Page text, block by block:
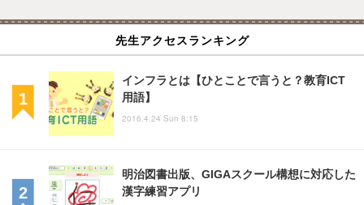
先生アクセスランキング
インフラとは【ひとことで言うと？教育ICT
用語】
2016.4.24 Sun 8:15
明治図書出版、GIGAスクール構想に対応した
漢字練習アプリ